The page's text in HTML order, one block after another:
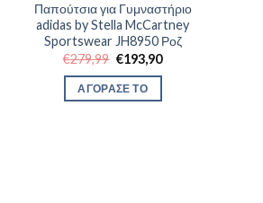
Παπούτσια για Γυμναστήριο
adidas by Stella McCartney
Sportswear JH8950 Ροζ
€279,99 Original
was:
€279,99.
€193,90Η
ΑΓΟΡΑΣΕ ΤΟ